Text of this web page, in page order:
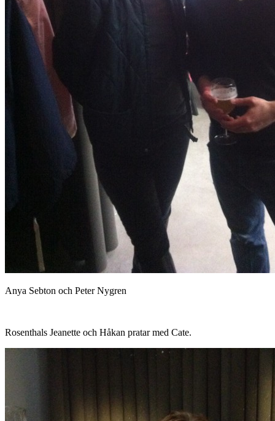
Anya Sebton och Peter Nygren
Rosenthals Jeanette och Håkan pratar med Cate.